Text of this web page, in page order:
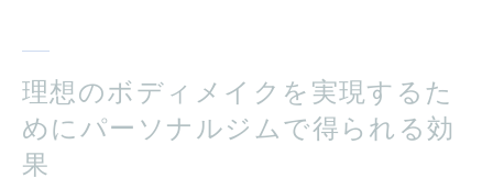
理想のボディメイクを実現するた
めにパーソナルジムで得られる効
果